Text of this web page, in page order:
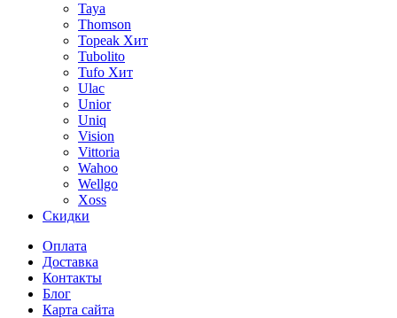
Taya
Thomson
Topeak Хит
Tubolito
Tufo Хит
Ulac
Unior
Uniq
Vision
Vittoria
Wahoo
Wellgo
Xoss
Скидки
Оплата
Доставка
Контакты
Блог
Карта сайта